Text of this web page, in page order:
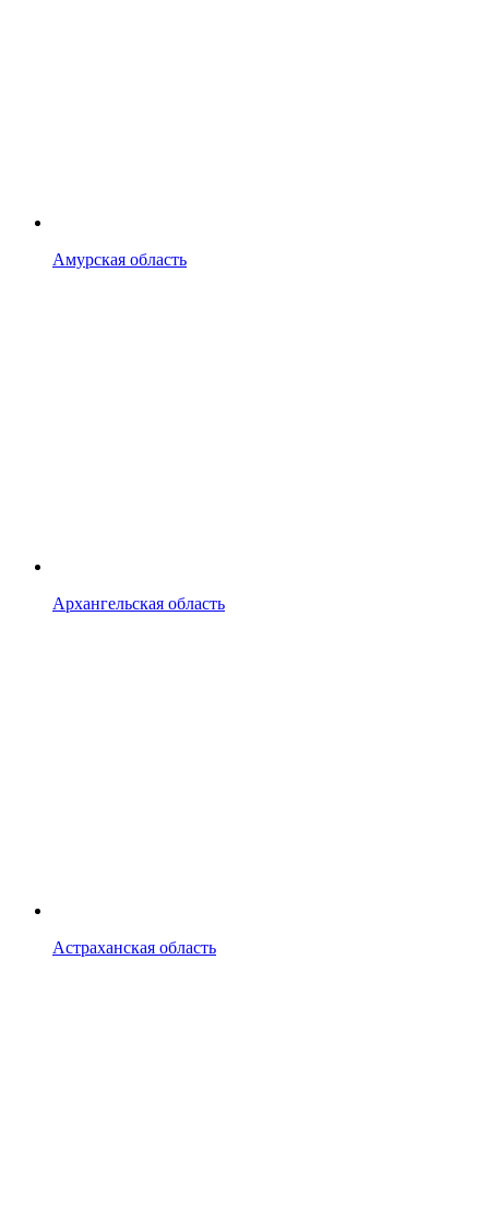
Амурская область
Архангельская область
Астраханская область